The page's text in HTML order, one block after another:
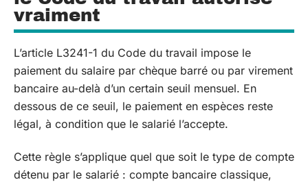
vraiment
L’article L3241-1 du Code du travail impose le
paiement du salaire par chèque barré ou par virement
bancaire au-delà d’un certain seuil mensuel. En
dessous de ce seuil, le paiement en espèces reste
légal, à condition que le salarié l’accepte.
Cette règle s’applique quel que soit le type de compte
détenu par le salarié : compte bancaire classique,